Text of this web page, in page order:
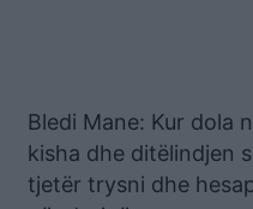
Bledi Mane: Kur dola
kisha dhe ditëlindjen
tjetër trysni dhe